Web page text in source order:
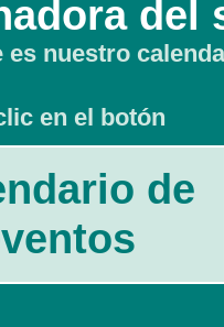
del
es nuestro
en el botón
de